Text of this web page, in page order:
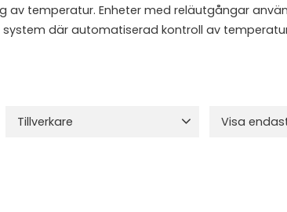
av temperatur. Enheter med reläutgångar
system där automatiserad kontroll av
Tillverkare Visa